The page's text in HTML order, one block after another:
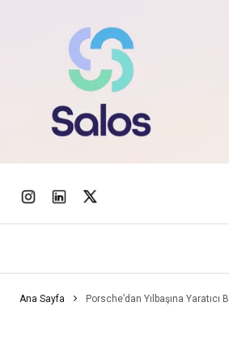
Ana Sayfa Porsche’dan Yılbaşına